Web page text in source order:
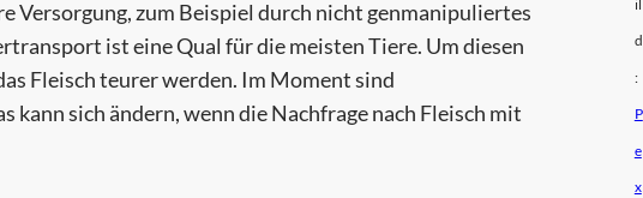
il
d
:
P
e
x
Versorgung, zum Beispiel durch nicht genmanipuliertes
ist eine Qual für die meisten Tiere. Um diesen
Fleisch teurer werden. Im Moment sind
kann sich ändern, wenn die Nachfrage nach Fleisch mit